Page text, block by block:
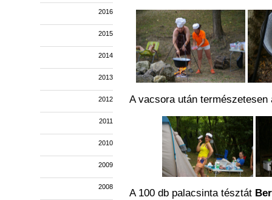
2016
2015
2014
2013
2012
2011
2010
2009
2008
A vacsora után
A 100 db palacsinta tésztát